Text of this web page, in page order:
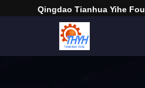
Qingdao Tianhua Yihe